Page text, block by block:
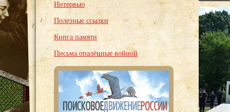
Интервью
Полезные ссылки
Книга памяти
Письма опалённые войной